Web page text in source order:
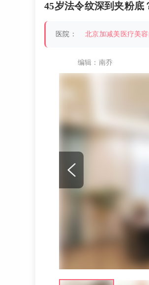
45岁法令纹深到夹粉底
医院： 北京加减美医疗美
编辑：南乔